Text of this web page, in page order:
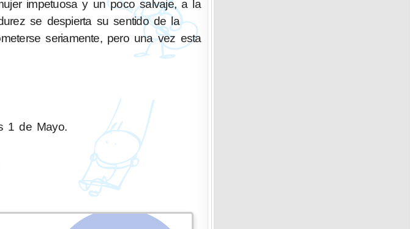
impetuosa y un poco salvaje, a la
se despierta su sentido de la
seriamente, pero una vez esta
1 de Mayo.